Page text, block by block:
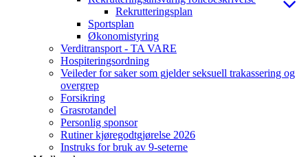
Rekrutteringsplan
Sportsplan
Økonomistyring
Verditransport - TA VARE
Hospiteringsordning
Veileder for saker som gjelder seksuell trakassering og
overgrep
Forsikring
Grasrotandel
Personlig sponsor
Rutiner kjøregodtgjørelse 2026
Instruks for bruk av 9-seterne